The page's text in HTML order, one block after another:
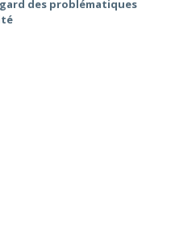
des problématiques